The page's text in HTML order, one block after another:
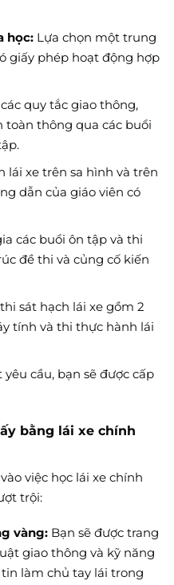
học:Lựa chọn một trung
giấy phép hoạt động hợp
quy tắc giao thông,
toàn thông qua các buổi
lái xe trên sa hình và trên
dẫn của giáo viên có
các buổi ôn tập và thi
đề thi và củng cố kiến
sát hạch lái xe gồm 2
tính và thi thực hành lái
cầu, bạn sẽ được cấp
bằng lái xe chính
việc học lái xe chính
trội:
vàng:Bạn sẽ được trang
giao thông và kỹ năng
làm chủ tay lái trong